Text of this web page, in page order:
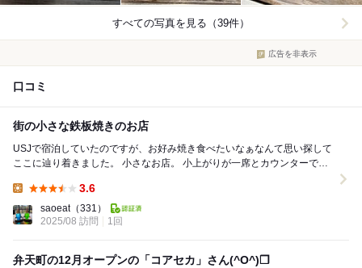
すべての写真を見る（39件）
広告を非表示
口コミ
街の小さな鉄板焼きのお店
USJで宿泊していたのですが、お好み焼き食べたいなぁなんて思い探して
ここに辿り着きました。 小さなお店。 小上がりが一席とカウンターで
3.6
saoeat （331）
2025/08 訪問
1回
弁天町の12月オープンの「コアセカ」さん(^O^)❒